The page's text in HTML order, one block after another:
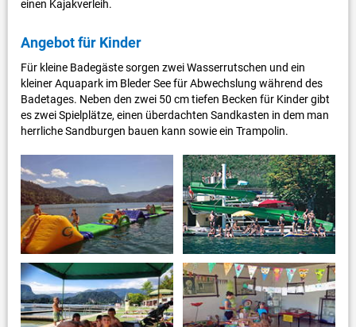
einen Kajakverleih.
Angebot für Kinder
Für kleine Badegäste sorgen zwei Wasserrutschen und ein
kleiner Aquapark im Bleder See für Abwechslung während des
Badetages. Neben den zwei 50 cm tiefen Becken für Kinder gibt
es zwei Spielplätze, einen überdachten Sandkasten in dem man
herrliche Sandburgen bauen kann sowie ein Trampolin.